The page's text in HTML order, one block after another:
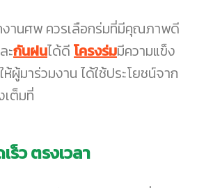
งานศพ ควรเลือกร่มที่มีคุณภาพดี
ะกันฝนได้ดี โครงร่มมีความแข็ง
ผู้มาร่วมงาน ได้ใช้ประโยชน์จาก
เต็มที่
ร็ว ตรงเวลา